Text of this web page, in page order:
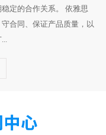
定的合作关系。 依雅思
合同、保证产品质量，以